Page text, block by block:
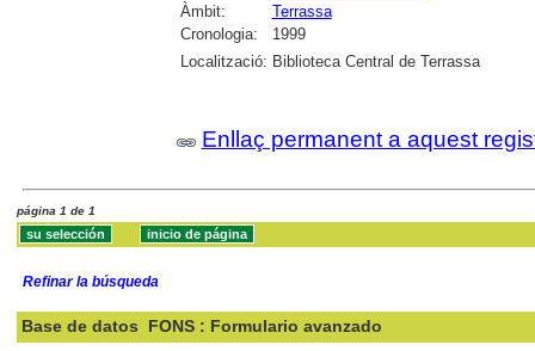
Àmbit:
Terrassa
Cronologia:
1999
Localització: Biblioteca Central de Terrassa
Enllaç permanent a aquest
página 1 de 1
Refinar la búsqueda
Base de datos FONS : Formulario avanzado